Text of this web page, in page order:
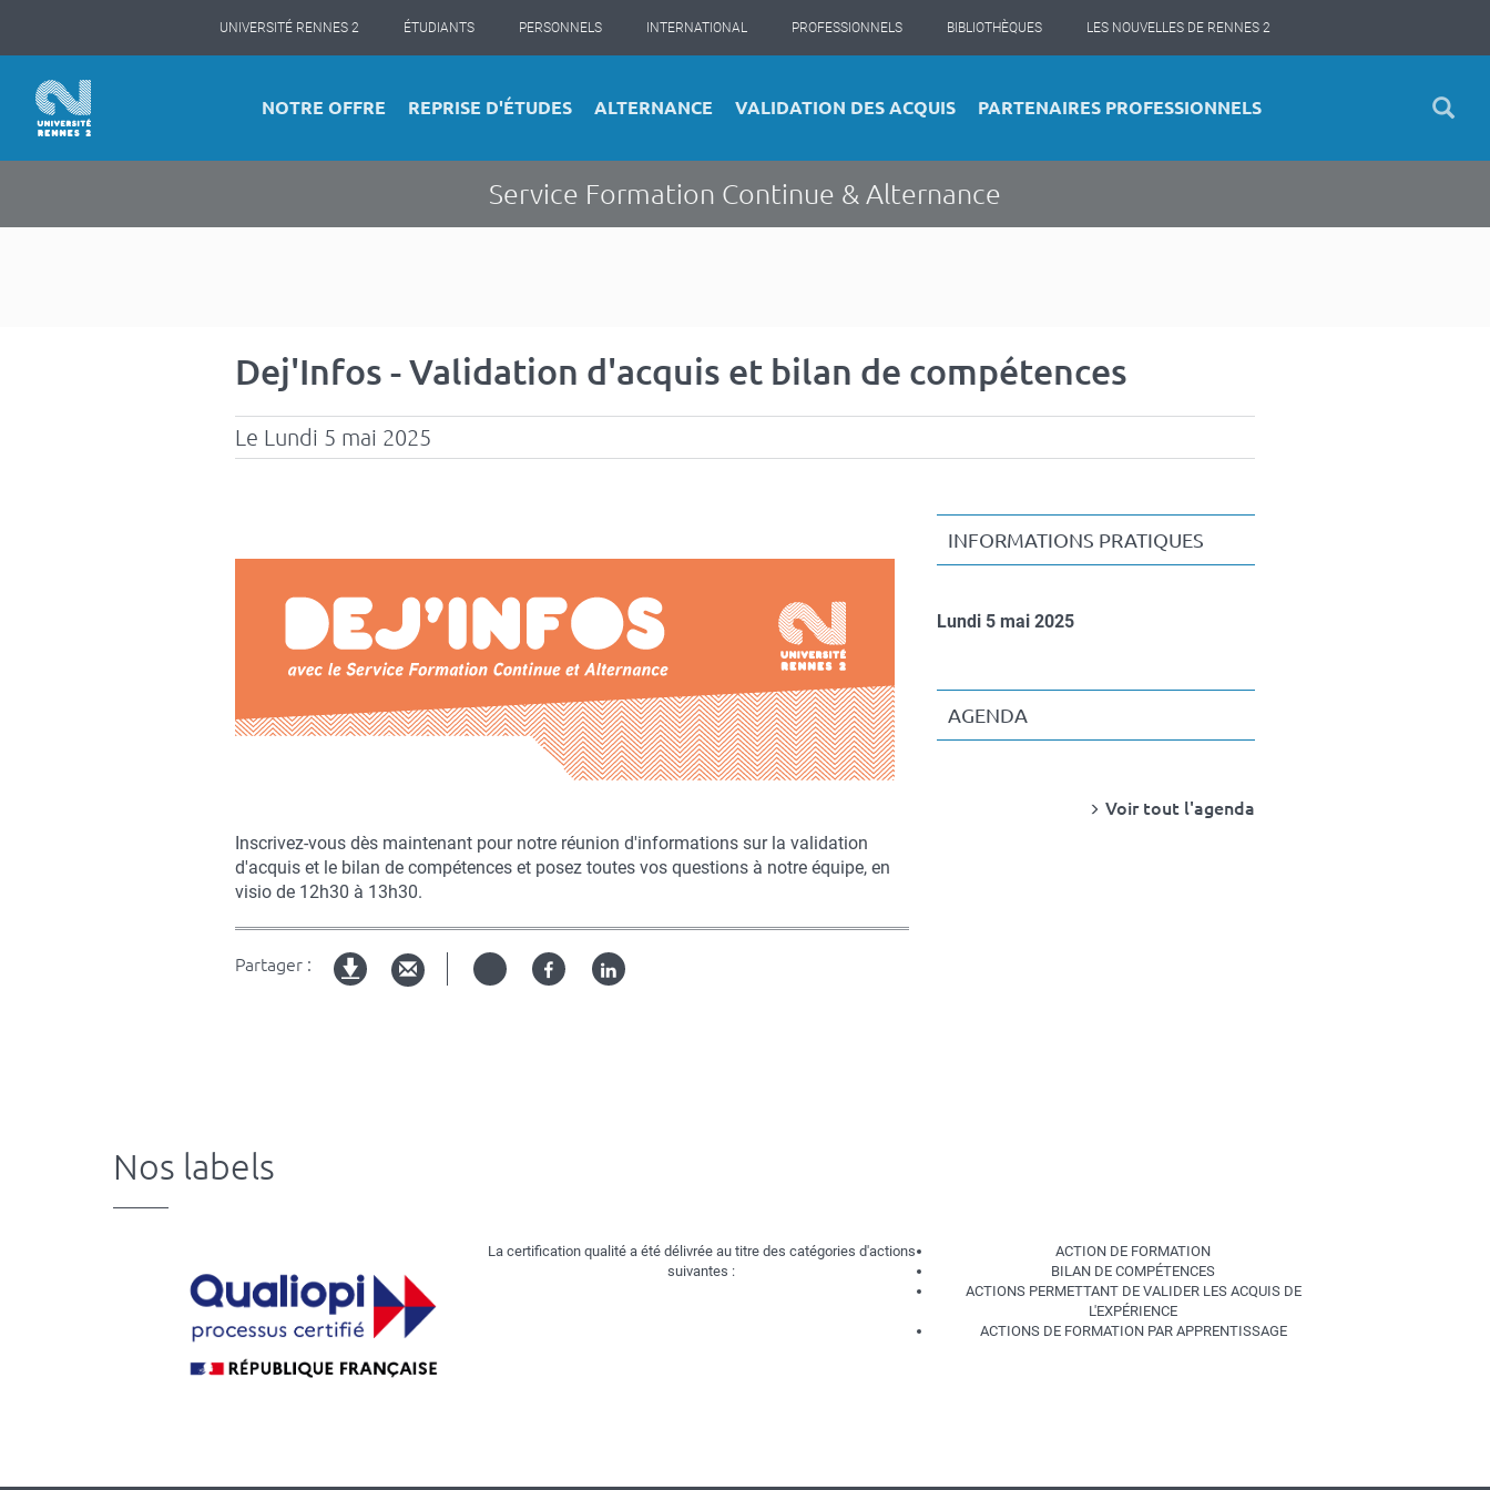
contenu
principal
UNIVERSITÉ RENNES 2 ÉTUDIANTS PERSONNELS INTERNATIONAL PROFESSIONNELS BIBLIOTHÈQUES LES NOUVELLES DE RENNES 2
Navigation
NOTRE OFFRE REPRISE D'ÉTUDES ALTERNANCE VALIDATION DES ACQUIS PARTENAIRES PROFESSIONNELS
Service Formation Continue & Alternance
Dej'Infos - Validation d'acquis et bilan de compétences
Le Lundi 5 mai 2025
paragraphes
texte
Inscrivez-vous dès maintenant pour notre réunion d'informations sur la validation
d'acquis et le bilan de compétences et posez toutes vos questions à notre équipe, en
visio de 12h30 à 13h30.
Partager : Twitter FacebookLinked
INFORMATIONS PRATIQUES
Lundi 5 mai 2025
AGENDA
Voir tout l'agenda
Nos labels
La certification qualité a été délivrée au titre des catégories d'actions
suivantes :
ACTION DE FORMATION
BILAN DE COMPÉTENCES
ACTIONS PERMETTANT DE VALIDER LES ACQUIS DE
L'EXPÉRIENCE
ACTIONS DE FORMATION PAR APPRENTISSAGE